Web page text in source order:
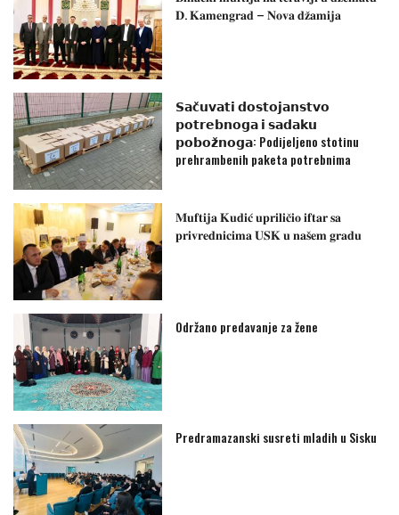
𝐃. 𝐊𝐚𝐦𝐞𝐧𝐠𝐫𝐚𝐝 – 𝐍𝐨𝐯𝐚 𝐝𝐳̌𝐚𝐦𝐢𝐣𝐚
𝗦𝗮𝗰̌𝘂𝘃𝗮𝘁𝗶 𝗱𝗼𝘀𝘁𝗼𝗷𝗮𝗻𝘀𝘁𝘃𝗼
𝗽𝗼𝘁𝗿𝗲𝗯𝗻𝗼𝗴𝗮 𝗶 𝘀𝗮𝗱𝗮𝗸𝘂
𝗽𝗼𝗯𝗼𝘇̌𝗻𝗼𝗴𝗮: Podijeljeno stotinu
prehrambenih paketa potrebnima
𝐌𝐮𝐟𝐭𝐢𝐣𝐚 𝐊𝐮𝐝𝐢𝐜́ 𝐮𝐩𝐫𝐢𝐥𝐢𝐜̌𝐢𝐨 𝐢𝐟𝐭𝐚𝐫 𝐬𝐚
𝐩𝐫𝐢𝐯𝐫𝐞𝐝𝐧𝐢𝐜𝐢𝐦𝐚 𝐔𝐒𝐊 𝐮 𝐧𝐚𝐬̌𝐞𝐦 𝐠𝐫𝐚𝐝𝐮
Održano predavanje za žene
Predramazanski susreti mladih u Sisku